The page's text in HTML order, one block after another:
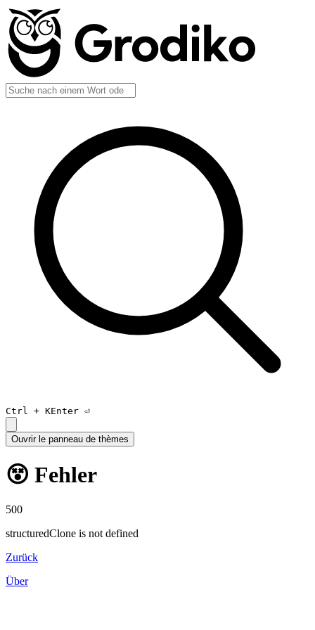
Ctrl + KEnter ⏎
Ouvrir le panneau de thèmes
😵 Fehler
500
structuredClone is not defined
Zurück
Über